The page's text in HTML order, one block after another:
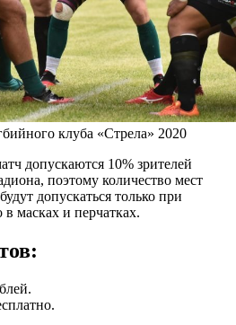
клуба «Стрела» 2020
допускаются 10% зрителей
поэтому количество мест
допускаться только при
масках и перчатках.